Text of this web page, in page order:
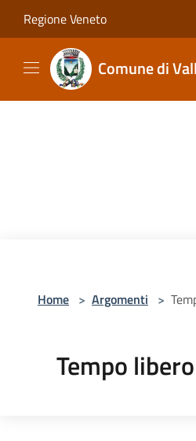
Regione Veneto
Comune di
Home > Argomenti >
Tempo libero